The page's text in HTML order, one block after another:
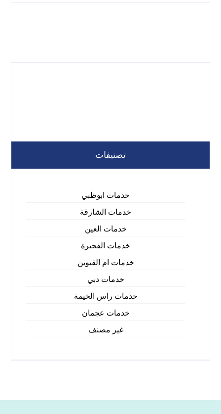
تصنيفات
خدمات ابوظبي
خدمات الشارقة
خدمات العين
خدمات الفجيرة
خدمات ام القيوين
خدمات دبي
خدمات راس الخيمة
خدمات عجمان
غير مصنف